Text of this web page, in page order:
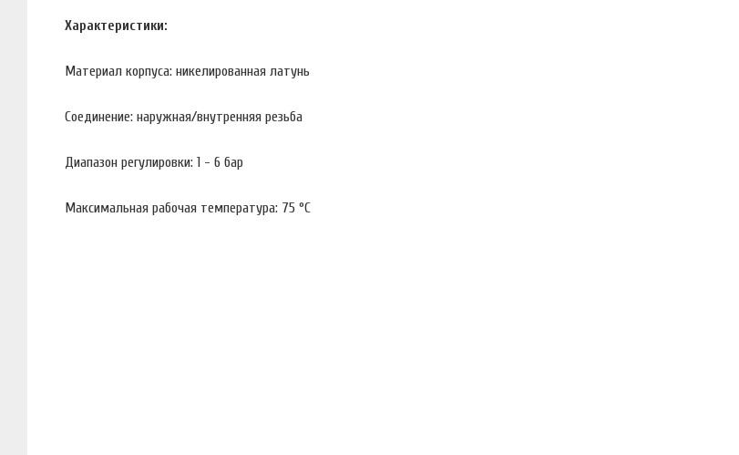
Характеристики:
Материал корпуса: никелированная латунь
Соединение: наружная/внутренняя резьба
Диапазон регулировки: 1 - 6 бар
Максимальная рабочая температура: 75 °С